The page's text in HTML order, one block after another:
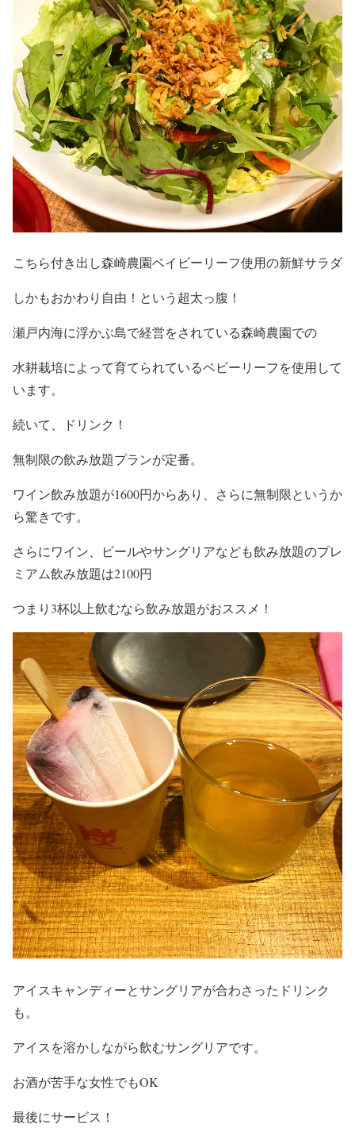
こちら付き出し森崎農園ベイビーリーフ使用の新鮮サラダ
しかもおかわり自由！という超太っ腹！
瀬戸内海に浮かぶ島で経営をされている森崎農園での
水耕栽培によって育てられているベビーリーフを使用して
います。
続いて、ドリンク！
無制限の飲み放題プランが定番。
ワイン飲み放題が1600円からあり、さらに無制限というか
ら驚きです。
さらにワイン、ビールやサングリアなども飲み放題のプレ
ミアム飲み放題は2100円
つまり3杯以上飲むなら飲み放題がおススメ！
アイスキャンディーとサングリアが合わさったドリンク
も。
アイスを溶かしながら飲むサングリアです。
お酒が苦手な女性でもOK
最後にサービス！